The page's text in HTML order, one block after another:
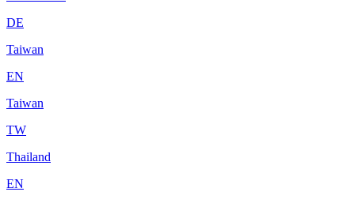
DE
Taiwan
EN
Taiwan
TW
Thailand
EN